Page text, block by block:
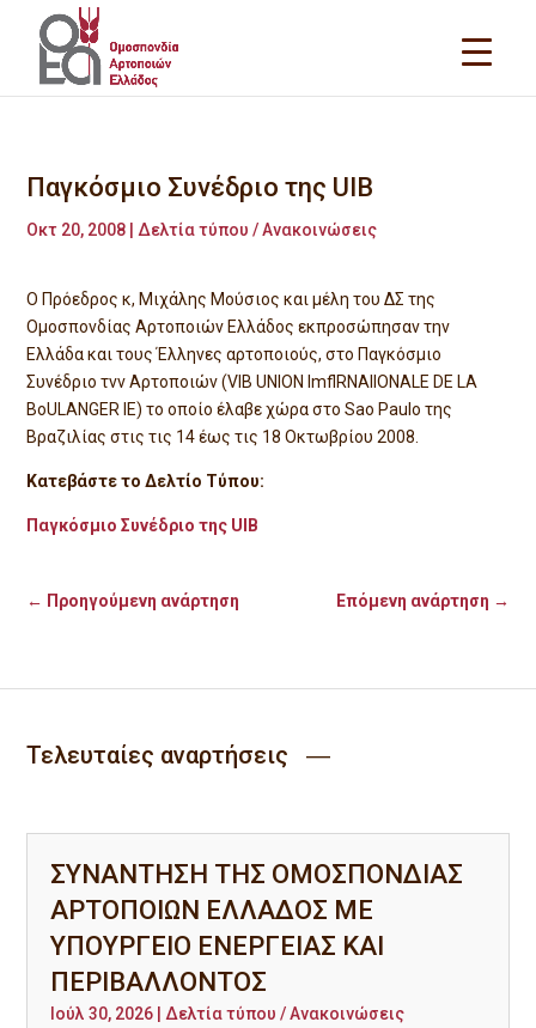
Παγκόσμιο Συνέδριο της UIB
Οκτ 20, 2008 Δελτία τύπου / Ανακοινώσεις
Ο Πρόεδρος κ, Μιχάλης Μούσιος και μέλη του ΔΣ της
Ομοσπονδίας Αρτοποιών Ελλάδος εκπροσώπησαν την
Ελλάδα και τους Έλληνες αρτοποιούς, στο Παγκόσμιο
Συνέδριο τvν Αρτοποιών (VIB UNION ImflRNAllONALE DE LA
BoULANGER IE) το οποίο έλαβε χώρα στο Sao Paulo της
Βραζιλίας στις τις 14 έως τις 18 Οκτωβρίου 2008.
Κατεβάστε το Δελτίο Τύπου:
Παγκόσμιο Συνέδριο της UIB
← Προηγούμενη ανάρτηση Επόμενη ανάρτηση →
Τελευταίες αναρτήσεις ―
ΣΥΝΑΝΤΗΣΗ ΤΗΣ ΟΜΟΣΠΟΝΔΙΑΣ
ΑΡΤΟΠΟΙΩΝ ΕΛΛΑΔΟΣ ΜΕ
ΥΠΟΥΡΓΕΙΟ ΕΝΕΡΓΕΙΑΣ ΚΑΙ
ΠΕΡΙΒΑΛΛΟΝΤΟΣ
Ιούλ 30, 2026
Δελτία τύπου / Ανακοινώσεις